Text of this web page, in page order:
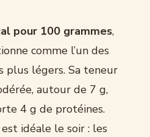
pour 100 grammes,
comme l’un des
plus légers. Sa teneur
autour de 7 g,
4 g de protéines.
idéale le soir : les